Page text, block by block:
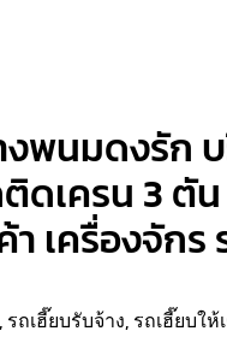
พนมดงรัก
ติดเครน 3
เครื่องจักร
, รถเฮี๊ยบรับจ้าง, รถเฮี๊ยบให้